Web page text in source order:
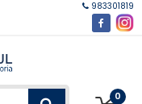
983301819
0